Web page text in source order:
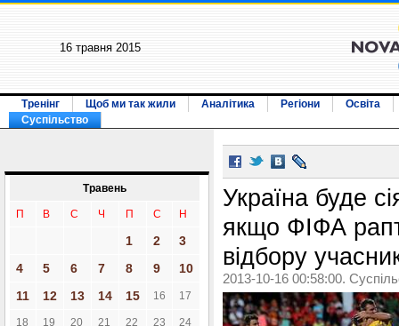
16 травня 2015
Тренінг Щоб ми так жили Аналітика Регіони
Освіта
Суспільство
Травень
П В С Ч П С Н
1 2
3
4
5 6 7 8 9
10
11
12 13 14 15 16 17
18 19 20 21 22 23 24
Україна буде
якщо ФІФА
відбору
2013-10-16 00:58:00.